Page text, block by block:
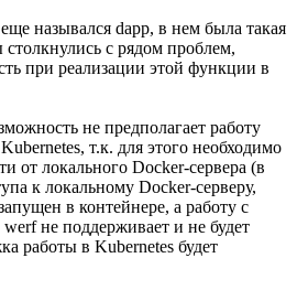
назывался dapp, в нем была такая
с рядом проблем,
при реализации этой функции в
не предполагает работу
т.к. для этого необходимо
от локального Docker-сервера (в
к локальному Docker-серверу,
в контейнере, а работу с
не поддерживает и не будет
работы в Kubernetes будет